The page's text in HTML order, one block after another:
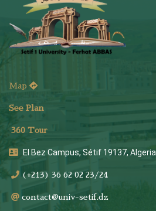
Map
See Plan
360 Tour
El Bez Campus, Sétif 19137, Algeria
(+213) 36 62 02 23/24
contact@univ-setif.dz